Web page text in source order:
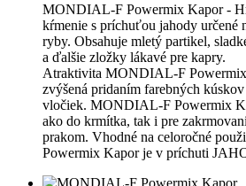
MONDIAL-F Powermix Kapor -
kŕmenie s príchuťou jahody určené
ryby. Obsahuje mletý partikel,
a ďalšie zložky lákavé pre kapry.
Atraktivita MONDIAL-F Powermix
zvýšená pridaním farebných
vločiek. MONDIAL-F Powermix
ako do krmítka, tak i pre
prakom. Vhodné na celoročné
Powermix Kapor je v príchuti